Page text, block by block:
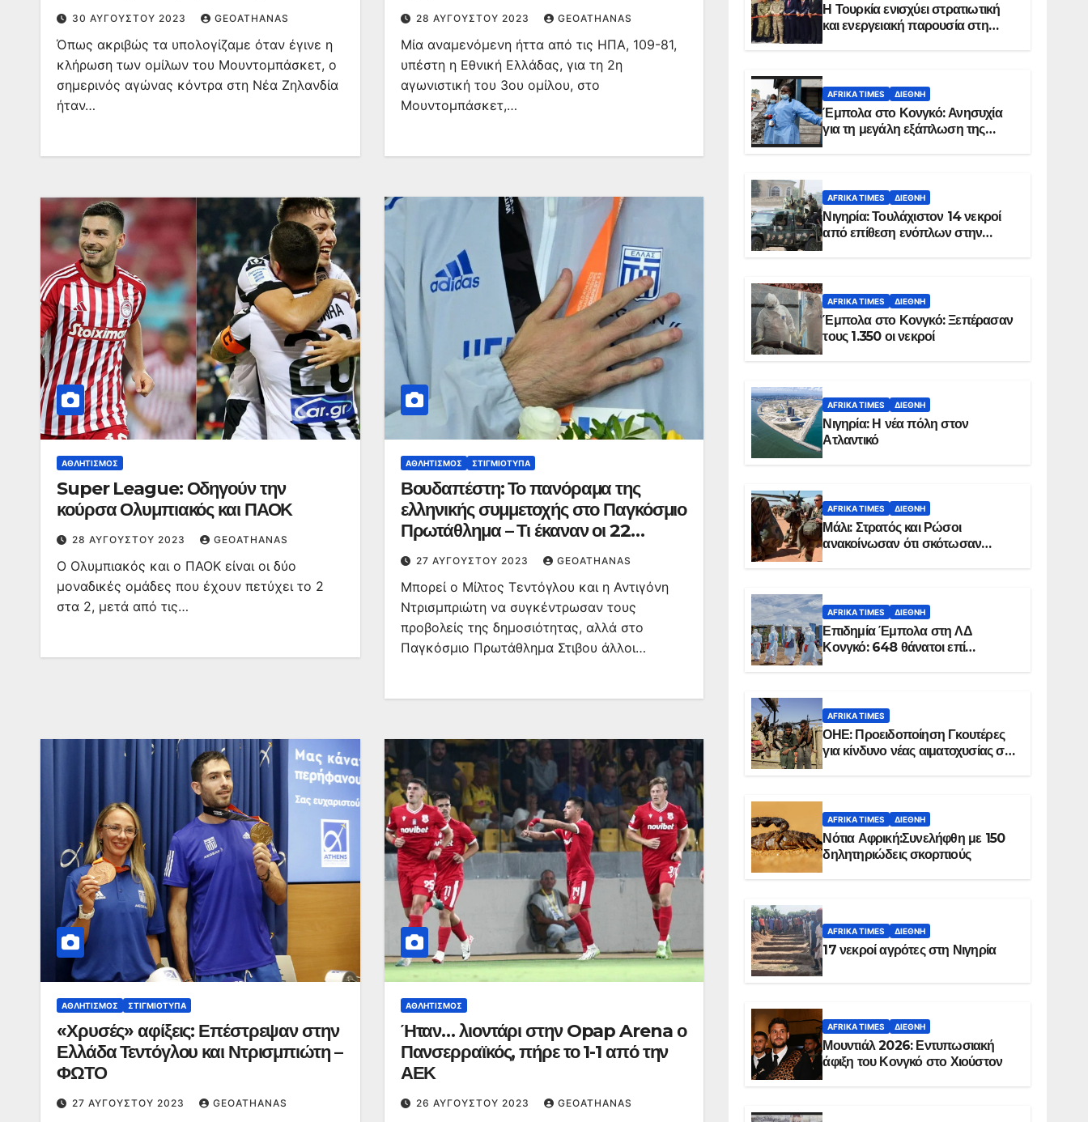
30 ΑΥΓΟΎΣΤΟΥ 2023 GEOATHANAS
Όπως ακριβώς τα υπολογίζαμε όταν έγινε η
κλήρωση των ομίλων του Μουντομπάσκετ, ο
σημερινός αγώνας κόντρα στη Νέα Ζηλανδία
ήταν…
28 ΑΥΓΟΎΣΤΟΥ 2023 GEOATHANAS
Μία αναμενόμενη ήττα από τις ΗΠΑ, 109-81,
υπέστη η Εθνική Ελλάδας, για τη 2η
αγωνιστική του 3ου ομίλου, στο
Μουντομπάσκετ,…
ΑΘΛΗΤΙΣΜΌΣ
Super League: Οδηγούν την
κούρσα Ολυμπιακός και ΠΑΟΚ
28 ΑΥΓΟΎΣΤΟΥ 2023 GEOATHANAS
Ο Ολυμπιακός και ο ΠΑΟΚ είναι οι δύο
μοναδικές ομάδες που έχουν πετύχει το 2
στα 2, μετά από τις…
ΑΘΛΗΤΙΣΜΌΣ ΣΤΙΓΜΙΌΤΥΠΑ
Βουδαπέστη: Το πανόραμα της
ελληνικής συμμετοχής στο Παγκόσμιο
Πρωτάθλημα – Τι έκαναν οι 22
αθλητές και αθλήτριες
27 ΑΥΓΟΎΣΤΟΥ 2023 GEOATHANAS
Μπορεί ο Μίλτος Τεντόγλου και η Αντιγόνη
Ντρισμπριώτη να συγκέντρωσαν τους
προβολείς της δημοσιότητας, αλλά στο
Παγκόσμιο Πρωτάθλημα Στιβου άλλοι…
ΑΘΛΗΤΙΣΜΌΣ ΣΤΙΓΜΙΌΤΥΠΑ
«Χρυσές» αφίξεις: Επέστρεψαν στην
Ελλάδα Τεντόγλου και Ντρισμπιώτη –
ΦΩΤΟ
27 ΑΥΓΟΎΣΤΟΥ 2023 GEOATHANAS
ΑΘΛΗΤΙΣΜΌΣ
Ήταν… λιοντάρι στην Opap Arena ο
Πανσερραϊκός, πήρε το 1-1 από την
ΑΕΚ
26 ΑΥΓΟΎΣΤΟΥ 2023 GEOATHANAS
Η Τουρκία ενισχύει στρατιωτική
και ενεργειακή παρουσία στη
AFRIKA TIMES ΔΙΕΘΝΉ
Έμπολα στο Κονγκό: Ανησυχία
για τη μεγάλη εξάπλωση της
AFRIKA TIMES ΔΙΕΘΝΉ
Νιγηρία: Τουλάχιστον 14 νεκροί
από επίθεση ενόπλων στην
AFRIKA TIMES ΔΙΕΘΝΉ
Έμπολα στο Κονγκό: Ξεπέρασαν
τους 1.350 οι νεκροί
AFRIKA TIMES ΔΙΕΘΝΉ
Νιγηρία: Η νέα πόλη στον
Ατλαντικό
AFRIKA TIMES ΔΙΕΘΝΉ
Μάλι: Στρατός και Ρώσοι
ανακοίνωσαν ότι σκότωσαν
AFRIKA TIMES ΔΙΕΘΝΉ
Επιδημία Έμπολα στη ΛΔ
Κονγκό: 648 θάνατοι επί
AFRIKA TIMES
ΟΗΕ: Προειδοποίηση Γκουτέρες
για κίνδυνο νέας αιματοχυσίας στο
AFRIKA TIMES ΔΙΕΘΝΉ
Νότια Αφρική:Συνελήφθη με 150
δηλητηριώδεις σκορπιούς
AFRIKA TIMES ΔΙΕΘΝΉ
17 νεκροί αγρότες στη Νιγηρία
AFRIKA TIMES ΔΙΕΘΝΉ
Μουντιάλ 2026: Εντυπωσιακή
άφιξη του Κονγκό στο Χιούστον